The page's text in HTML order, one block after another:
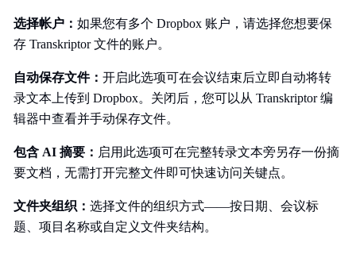
选择帐户： 如果您有多个 Dropbox 账户，请选择您想要保
存 Transkriptor 文件的账户。
自动保存文件： 开启此选项可在会议结束后立即自动将转
录文本上传到 Dropbox。关闭后，您可以从 Transkriptor 编
辑器中查看并手动保存文件。
包含 AI 摘要： 启用此选项可在完整转录文本旁另存一份摘
要文档，无需打开完整文件即可快速访问关键点。
文件夹组织： 选择文件的组织方式——按日期、会议标
题、项目名称或自定义文件夹结构。